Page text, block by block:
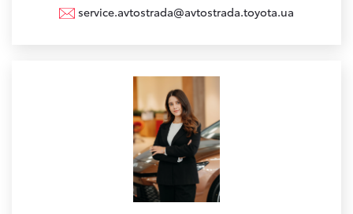
service.avtostrada@avtostrada.toyota.ua